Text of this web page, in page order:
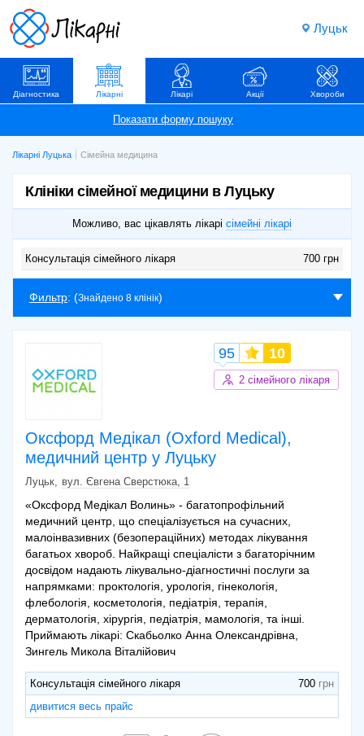
Луцьк
Діагностика Лікарні Лікарі Акції Хвороби
Лікарні Луцька Сімейна медицина
Клініки сімейної медицини в Луцьку
Можливо, вас цікавлять лікарі сімейні лікарі
Консультація сімейного лікаря 700 грн
Фильтр: (Знайдено 8 клінік)
Оксфорд Медікал (Oxford Medical),
медичний центр у Луцьку
95 10
2 сімейного лікаря
Луцьк вул. Євгена Сверстюка, 1
«Оксфорд Медікал Волинь» - багатопрофільний
медичний центр, що спеціалізується на сучасних,
малоінвазивних (безопераційних) методах лікування
багатьох хвороб. Найкращі спеціалісти з багаторічним
досвідом надають лікувально-діагностичні послуги за
напрямками: проктологія, урологія, гінекологія,
флебологія, косметологія, педіатрія, терапія,
дерматологія, хірургія, педіатрія, мамологія, та інші.
Приймають лікарі: Скабьолко Анна Олександрівна,
Зингель Микола Віталійович
Консультація сімейного лікаря
700
дивитися весь прайс